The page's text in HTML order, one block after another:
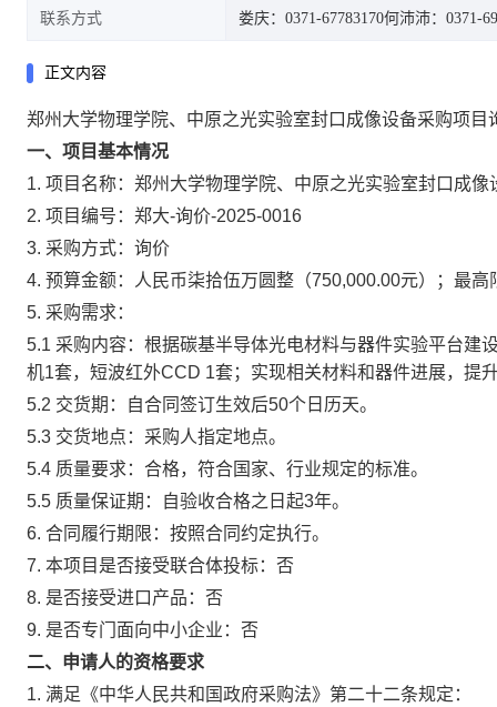
联系方式 娄庆：0371-67783170何沛沛：0371-
正文内容
郑州大学物理学院、中原之光实验室封口成像设备采购项目
一、项目基本情况
1. 项目名称：郑州大学物理学院、中原之光实验室封口成像
2. 项目编号：郑大-询价-2025-0016
3. 采购方式：询价
4. 预算金额：人民币柒拾伍万圆整（750,000.00元）；最
5. 采购需求：
5.1 采购内容：根据碳基半导体光电材料与器件实验平台建
机1套，短波红外CCD 1套；实现相关材料和器件进展，提
5.2 交货期：自合同签订生效后50个日历天。
5.3 交货地点：采购人指定地点。
5.4 质量要求：合格，符合国家、行业规定的标准。
5.5 质量保证期：自验收合格之日起3年。
6. 合同履行期限：按照合同约定执行。
7. 本项目是否接受联合体投标：否
8. 是否接受进口产品：否
9. 是否专门面向中小企业：否
二、申请人的资格要求
1. 满足《中华人民共和国政府采购法》第二十二条规定：